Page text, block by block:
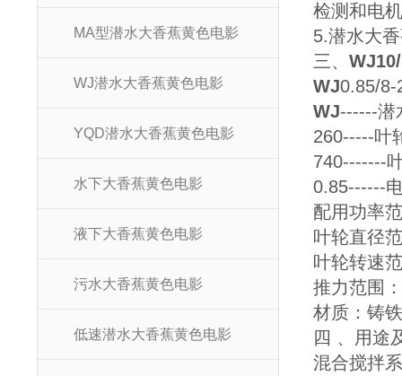
MA型潜水大香蕉黄色电影
WJ潜水大香蕉黄色电影
YQD潜水大香蕉黄色电影
水下大香蕉黄色电影
液下大香蕉黄色电影
污水大香蕉黄色电影
低速潜水大香蕉黄色电影
检测和电机
5.潜水大香
三、
WJ0.85/8-
WJ------潜
260-----叶
740-------
0.85------
配用功率范
叶轮直径范
叶轮转速范
推力范围
材质：
四 、用
混合搅拌系